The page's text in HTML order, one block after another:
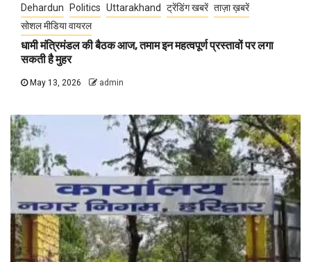
Dehardun Politics Uttarakhand ट्रेंडिंग खबरें ताज़ा ख़बरें
सोशल मीडिया वायरल
धामी मंत्रिमंडल की बैठक आज, तमाम इन महत्वपूर्ण प्रस्तावों पर लगा
सकती है मुहर
May 13, 2026 admin